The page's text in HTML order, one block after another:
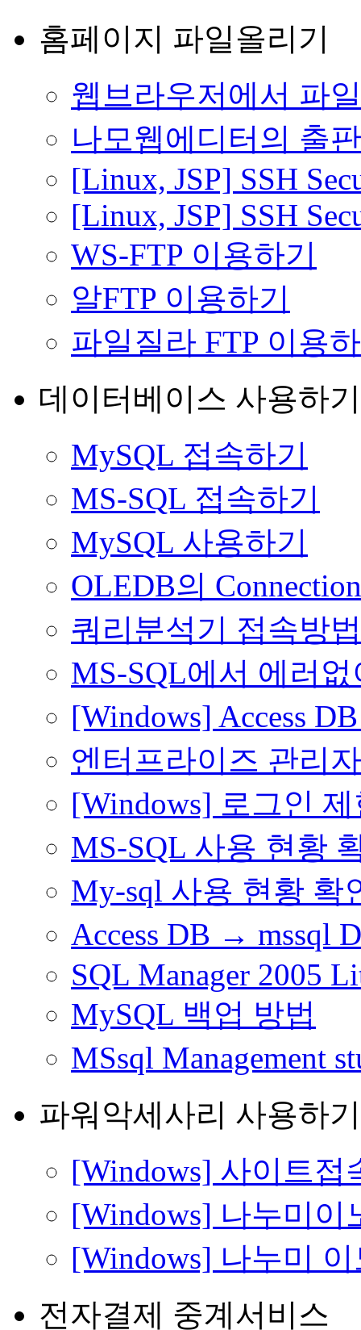
홈페이지 파일올리기
웹브라우저에서 파
나모웹에디터의 출
[Linux, JSP] SSH
[Linux, JSP] SSH
WS-FTP 이용하기
알FTP 이용하기
파일질라 FTP 이용
데이터베이스 사용하기
MySQL 접속하기
MS-SQL 접속하기
MySQL 사용하기
OLEDB의
쿼리분석기 접속방법
MS-SQL에서 에러없
[Windows] Access
엔터프라이즈 관리
[Windows] 로그인
MS-SQL 사용 현황
My-sql 사용 현황 확
Access DB → mssql
SQL Manager 2005
MySQL 백업 방법
MSsql Management
파워악세사리 사용하기
[Windows] 사이트접
[Windows] 나누미이
[Windows] 나누미
전자결제 중계서비스